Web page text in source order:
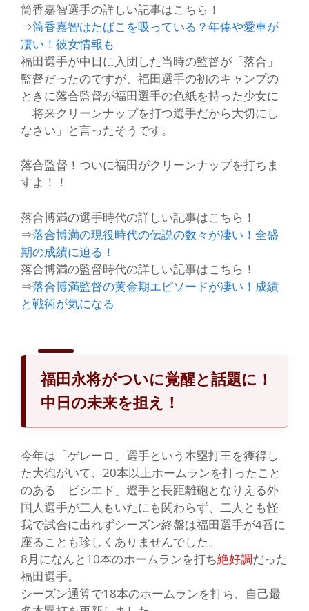
筒香嘉智選手の詳しい記事はこちら！
⇒筒香嘉智はたばこを吸っている？年俸や愛車が
凄い！彼女情報も
福田選手が中日に入団した当時の監督が 「落合」
監督だったのですが、福田選手の初のキャンプの
ときに落合監督が福田選手の色紙を持った少女に
「将来クリーンナップを打つ選手だから大切にし
なさい」 と言ったそうです。
落合監督！ついに福田がクリーンナップを打ちま
すよ！！
落合博満の選手時代の詳しい記事はこちら！
⇒落合博満の現役時代の伝説の数々が凄い！全盛
期の成績に迫る！
落合博満の監督時代の詳しい記事はこちら！
⇒落合博満監督の黄金期エピソードが凄い！成績
と戦術が気になる
福田永将がついに覚醒と話題に！
中日の未来を担え！
今年は 「ゲレーロ」 選手という本塁打王を獲得し
た大砲がいて、20本以上ホームランを打ったこと
のある 「ビシエド」 選手と長距離砲となりえる外
国人選手が二人もいたにも関わらず、二人とも怪
我で試合に出れずシーズン終盤は福田選手が4番に
座ることも珍しくありませんでした。
8月になんと10本のホームランを打ち絶好調だった
福田選手。
シーズン通算で18本のホームランを打ち、 自己最